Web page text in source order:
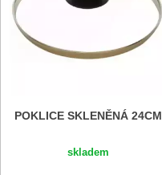
POKLICE SKLENĚNÁ 24CM
skladem